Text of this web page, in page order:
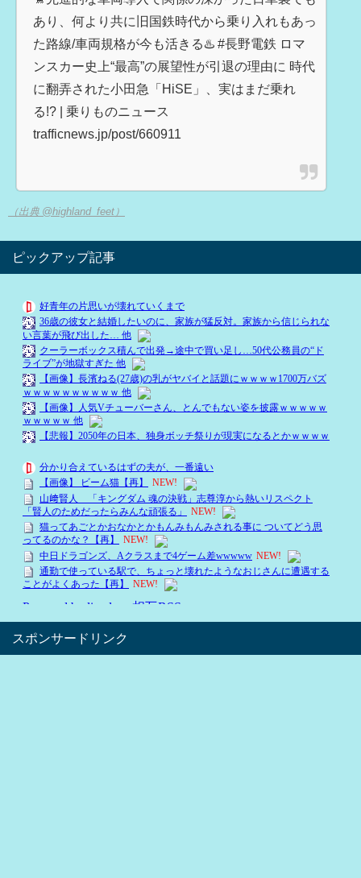
あり、何より共に旧国鉄時代から乗り入れもあっ
た路線/車両規格が今も活きる♨️ #長野電鉄 ロマ
ンスカー史上“最高”の展望性が引退の理由に 時代
に翻弄された小田急「HiSE」、実はまだ乗れ
る!? | 乗りものニュース
trafficnews.jp/post/660911
（出典 @highland_feet）
ピックアップ記事
スポンサードリンク